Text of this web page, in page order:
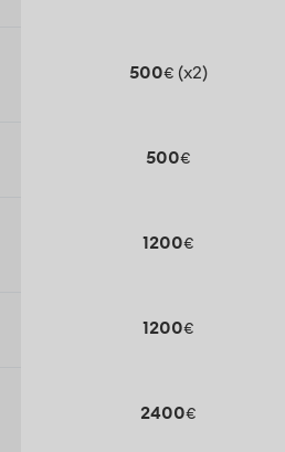
500€ (x2)
500€
1200€
1200€
2400€